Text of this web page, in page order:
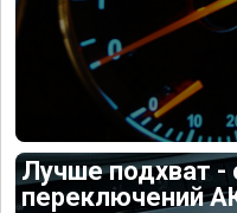
Лучше подхват -
переключений